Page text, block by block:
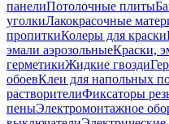
панелиПотолочные плиты
уголкиЛакокрасочные
пропиткиКолеры для краски
эмали аэрозольныеКраски,
герметикиЖидкие гвозди
обоевКлеи для напольных
растворителиФиксаторы
пеныЭлектромонтажное